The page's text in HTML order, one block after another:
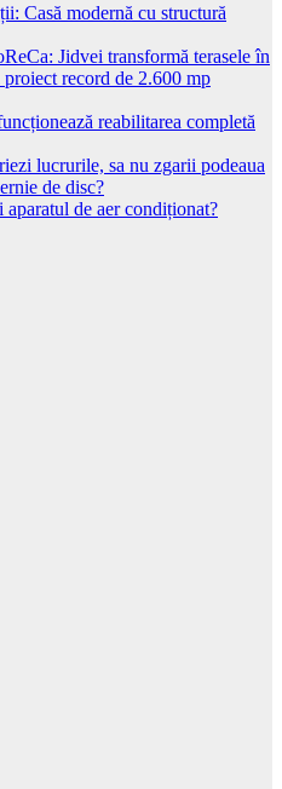
Casă modernă cu structură
Jidvei transformă terasele în
record de 2.600 mp
reabilitarea completă
lucrurile, sa nu zgarii podeaua
de disc?
de aer condiționat?